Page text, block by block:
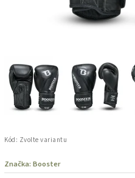
Kód: Zvolte variantu
Značka: Booster